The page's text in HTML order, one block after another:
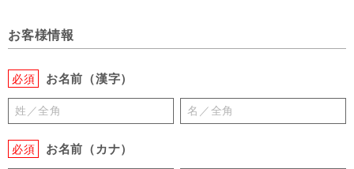
お客様情報
必須 お名前（漢字）
必須 お名前（カナ）